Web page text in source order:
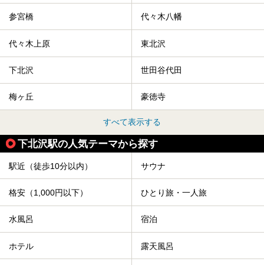
参宮橋 代々木八幡
代々木上原 東北沢
下北沢 世田谷代田
梅ヶ丘 豪徳寺
すべて表示する
下北沢駅の人気テーマから探す
駅近（徒歩10分以内） サウナ
格安（1,000円以下） ひとり旅・一人旅
水風呂 宿泊
ホテル 露天風呂